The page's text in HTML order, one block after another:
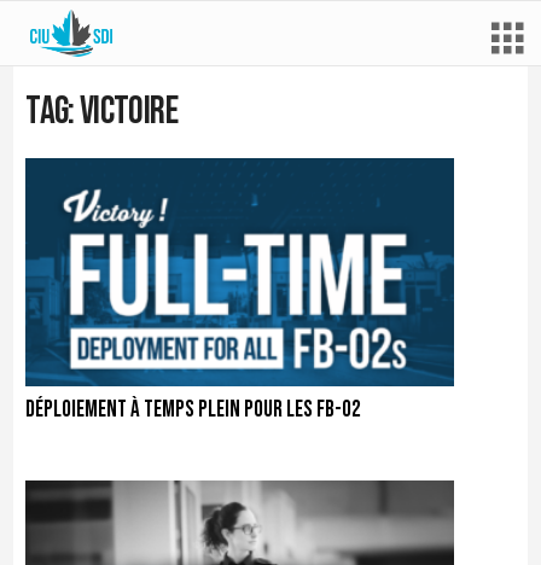
Tag: victoire
Déploiement à temps plein pour les FB-02